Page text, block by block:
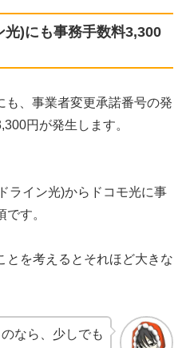
)にも事務手数料3,300
、事業者変更承諾番号の発
円が発生します。
ライン光)からドコモ光に事
す。
とを考えるとそれほど大きな
なら、少しでも